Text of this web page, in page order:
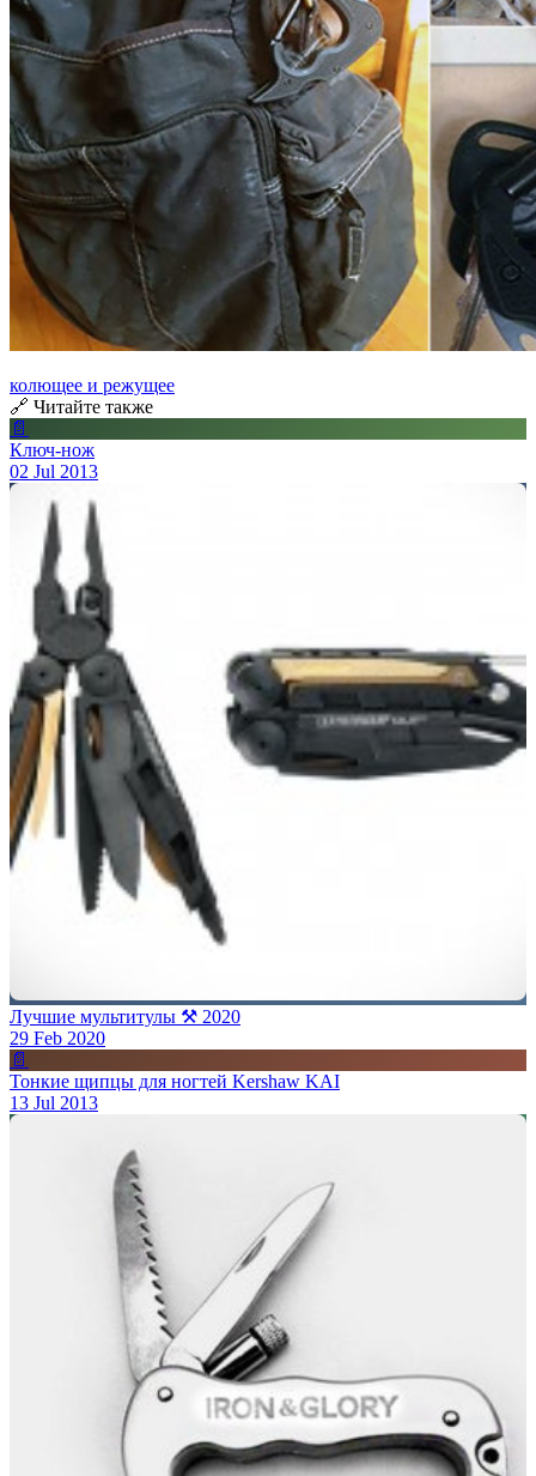
колющее и режущее
🔗 Читайте также
📄
Ключ-нож
02 Jul 2013
Лучшие мультитулы ⚒ 2020
29 Feb 2020
📄
Тонкие щипцы для ногтей Kershaw KAI
13 Jul 2013